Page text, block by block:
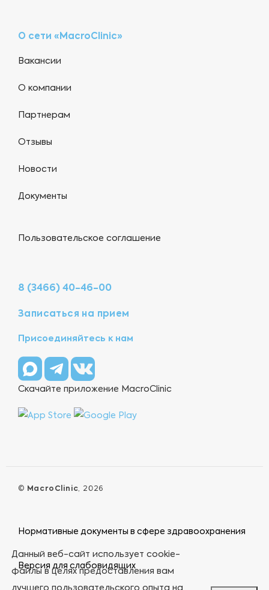
О сети «MacroClinic»
Вакансии
О компании
Партнерам
Отзывы
Новости
Документы
Пользовательское соглашение
8 (3466) 40-46-00
Записаться на прием
Присоединяйтесь к нам
Скачайте приложение MacroClinic
© MacroClinic, 2026
Нормативные документы в сфере здравоохранения
Версия для слабовидящих
Данный веб-сайт использует cookie-
файлы в целях предоставления вам
лучшего пользовательского опыта на